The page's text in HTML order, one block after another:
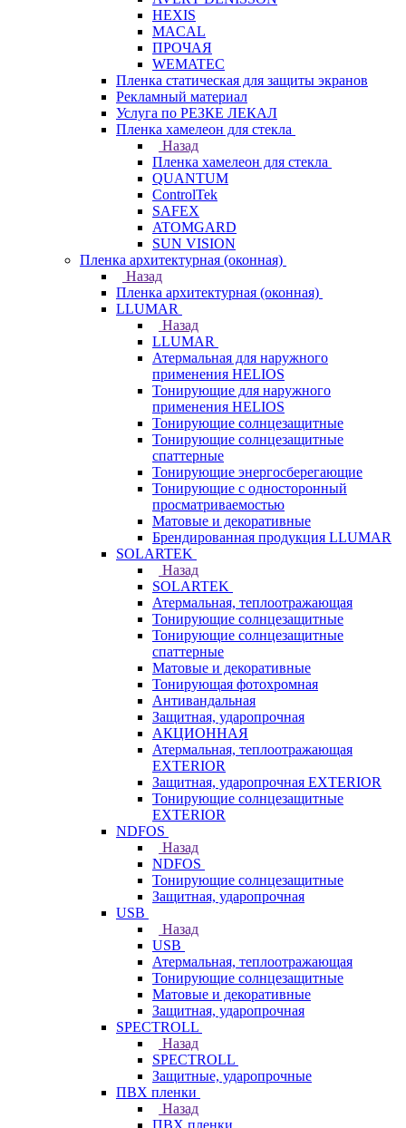
HEXIS
MACAL
ПРОЧАЯ
WEMATEC
Пленка статическая для защиты экранов
Рекламный материал
Услуга по РЕЗКЕ ЛЕКАЛ
Пленка хамелеон для стекла
Назад
Пленка хамелеон для стекла
QUANTUM
ControlTek
SAFEX
ATOMGARD
SUN VISION
Пленка архитектурная (оконная)
Назад
Пленка архитектурная (оконная)
LLUMAR
Назад
LLUMAR
Атермальная для наружного
применения HELIOS
Тонирующие для наружного
применения HELIOS
Тонирующие солнцезащитные
Тонирующие солнцезащитные
спаттерные
Тонирующие энергосберегающие
Тонирующие с односторонный
просматриваемостью
Матовые и декоративные
Брендированная продукция LLUMAR
SOLARTEK
Назад
SOLARTEK
Атермальная, теплоотражающая
Тонирующие солнцезащитные
Тонирующие солнцезащитные
спаттерные
Матовые и декоративные
Тонирующая фотохромная
Антивандальная
Защитная, ударопрочная
АКЦИОННАЯ
Атермальная, теплоотражающая
EXTERIOR
Защитная, ударопрочная EXTERIOR
Тонирующие солнцезащитные
EXTERIOR
NDFOS
Назад
NDFOS
Тонирующие солнцезащитные
Защитная, ударопрочная
USB
Назад
USB
Атермальная, теплоотражающая
Тонирующие солнцезащитные
Матовые и декоративные
Защитная, ударопрочная
SPECTROLL
Назад
SPECTROLL
Защитные, ударопрочные
ПВХ пленки
Назад
ПВХ пленки